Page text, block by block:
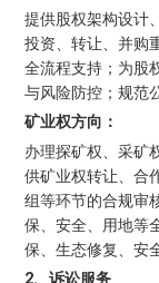
提供股权架构设计
投资、转让、并购
全流程支持；为股
与风险防控；规范
矿业权方向：
办理探矿权、采矿
供矿业权转让、合
组等环节的合规审
保、安全、用地等
保、生态修复、安
2、诉讼服务